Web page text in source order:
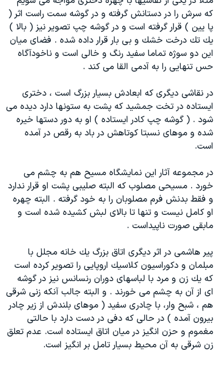
كه سرش را در دستانش گرفته و در گوشه سمت راست اثر (
پا يين ) قرار گرفته است و در گوشه چپ تصوير نيز ( بالا )
يك تك درخت خشك و بی بار قرار داده شده . فضای ميان
اين دو سوژه تماما سفيد رنگ و خالی است و ناخودآگاه
حس تنهايی را به آدمی القا می كند .
در نقاشی ديگری كه ابعادش بسيار بزرگ است ، دختری
ايستاده در تخت جمشيد كه پشت به ستونها دارد ديده می
شود . ( گوشه چپ كادر ايستاده ) او به دور دستها خيره
شده و موهای نسبتا كوتاهش در باد به رقص در آمده
است.
در مجموعه آثار اين نمايشگاه مسيح هم به چشم می
خورد . مسيحی مصلوب كه البته صليبی پشت او قرار ندارد
و فقط بدنش فرم مصلوبان را به خود گرفته . البته چهره
او كامل نيست و تنها تا بالای لبش كشيده شده است و
مابقی صورت ناپيداست .
پير هاشمی در اثر ديگری اتاق بزرگ يك خانه مجلل با
مبلمان و دكوراسيون كلاسيك اروپايی را تصوير كرده است
كه يك زن و مرد با لباسهای دوران رنسانس نيز در گوشه
ای از آن به چشم می خورند . و البته جالب آنكه زنی شرقی
هم ، شبح وار، با چادری سفيد ( موهای بلندش از زير چادر
بيرون آمده ) در حالی كه دفی در دست دارد با حالتی
مغموم و حزن انگيز در ميان اتاق ايستاده است. عدم تعلق
زن شرقی به آن محيط بسيار تامل بر انگيز است.